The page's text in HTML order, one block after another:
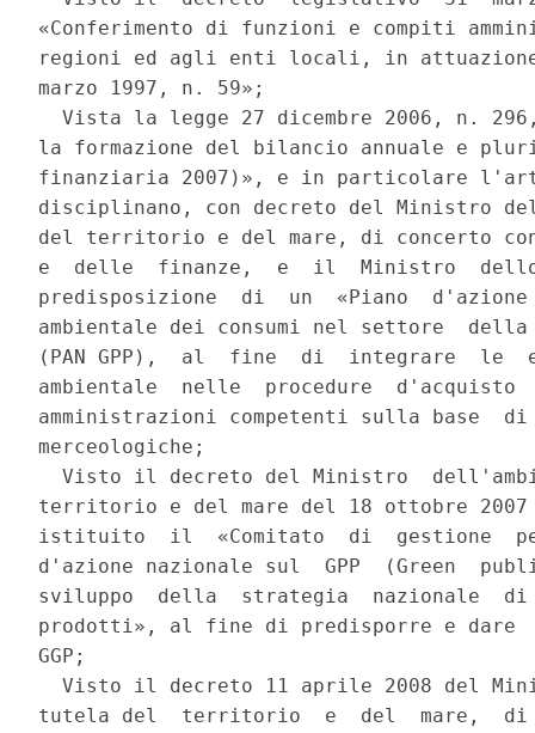
«Conferimento di funzioni e compiti
regioni ed agli enti locali, in
marzo 1997, n. 59»;
Vista la legge 27 dicembre 2006, n.
la formazione del bilancio annuale e
finanziaria 2007)», e in particolare l'art.
disciplinano, con decreto del Ministro
del territorio e del mare, di concerto
e  delle  finanze,  e  il  Ministro  dello
predisposizione  di  un  «Piano
ambientale dei consumi nel settore
(PAN GPP),  al  fine  di  integrare  le
ambientale  nelle  procedure
amministrazioni competenti sulla base
merceologiche;
Visto il decreto del Ministro
territorio e del mare del 18 ottobre 2007 -
istituito  il  «Comitato  di  gestione
d'azione nazionale sul  GPP  (Green
sviluppo  della  strategia  nazionale
prodotti», al fine di predisporre e dare
GGP;
Visto il decreto 11 aprile 2008 del
tutela del  territorio  e  del  mare,  di